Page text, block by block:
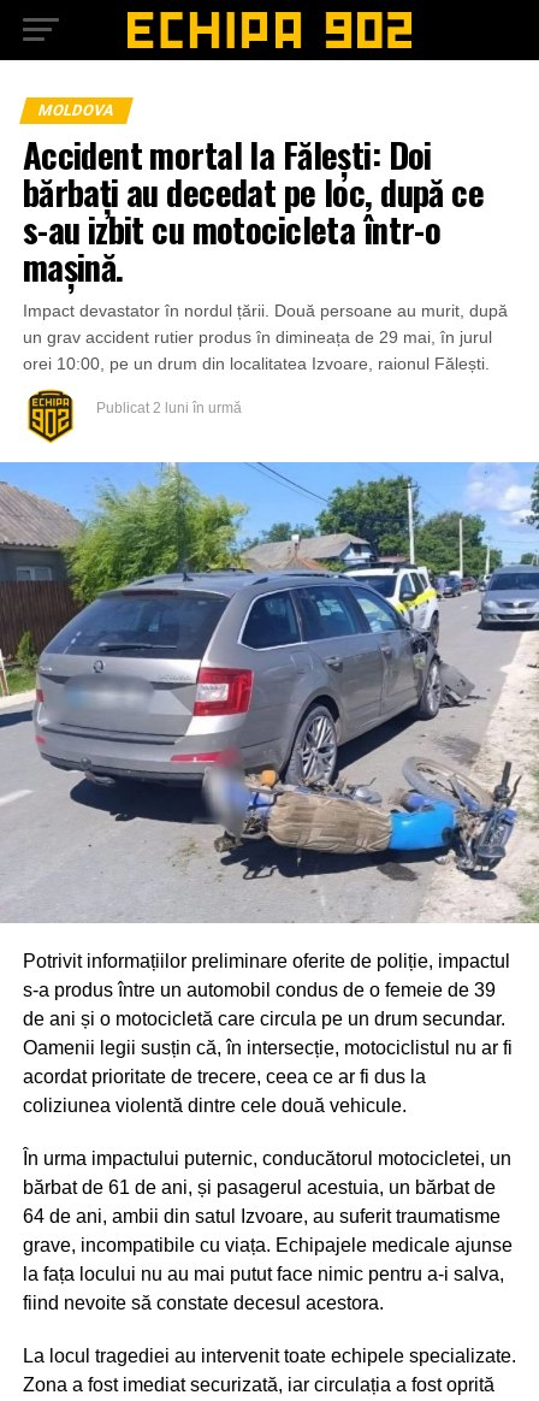
MOLDOVA
Accident mortal la Fălești: Doi
bărbați au decedat pe loc, după ce
s-au izbit cu motocicleta într-o
mașină.
Impact devastator în nordul țării. Două persoane au murit, după
un grav accident rutier produs în dimineața de 29 mai, în jurul
orei 10:00, pe un drum din localitatea Izvoare, raionul Fălești.
Publicat 2 luni în urmă
Potrivit informațiilor preliminare oferite de poliție, impactul
s-a produs între un automobil condus de o femeie de 39
de ani și o motocicletă care circula pe un drum secundar.
Oamenii legii susțin că, în intersecție, motociclistul nu ar fi
acordat prioritate de trecere, ceea ce ar fi dus la
coliziunea violentă dintre cele două vehicule.
În urma impactului puternic, conducătorul motocicletei, un
bărbat de 61 de ani, și pasagerul acestuia, un bărbat de
64 de ani, ambii din satul Izvoare, au suferit traumatisme
grave, incompatibile cu viața. Echipajele medicale ajunse
la fața locului nu au mai putut face nimic pentru a-i salva,
fiind nevoite să constate decesul acestora.
La locul tragediei au intervenit toate echipele specializate.
Zona a fost imediat securizată, iar circulația a fost oprită